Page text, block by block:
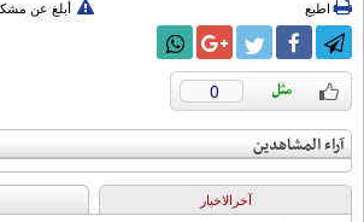
اطبع
أبلغ عن
0
آراء المشاهدين
آخرالاخبار